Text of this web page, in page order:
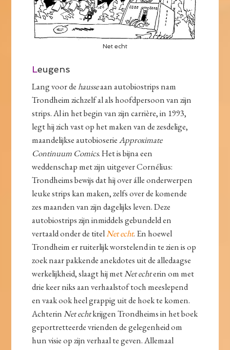
Net echt
Leugens
Lang voor dehausseaan autobiostrips nam
Trondheim zichzelf al als hoofdpersoon van zijn
strips. Al in het begin van zijn carrière, in 1993,
legt hij zich vast op het maken van de zesdelige,
maandelijkse autobioserieApproximate
Continuum Comics. Het is bijna een
weddenschap met zijn uitgever Cornélius:
Trondheims bewijs dat hij over álle onderwerpen
leuke strips kan maken, zelfs over de komende
zes maanden van zijn dagelijks leven. Deze
autobiostrips zijn inmiddels gebundeld en
vertaald onder de titelNet echt. En hoewel
Trondheim er ruiterlijk worstelend in te zien is op
zoek naar pakkende anekdotes uit de alledaagse
werkelijkheid, slaagt hij metNet echterin om met
drie keer niks aan verhaalstof toch meeslepend
en vaak ook heel grappig uit de hoek te komen.
Achterin Net echtkrijgen Trondheims in het boek
geportretteerde vrienden de gelegenheid om
hun visie op zijn verhaal te geven. Allemaal